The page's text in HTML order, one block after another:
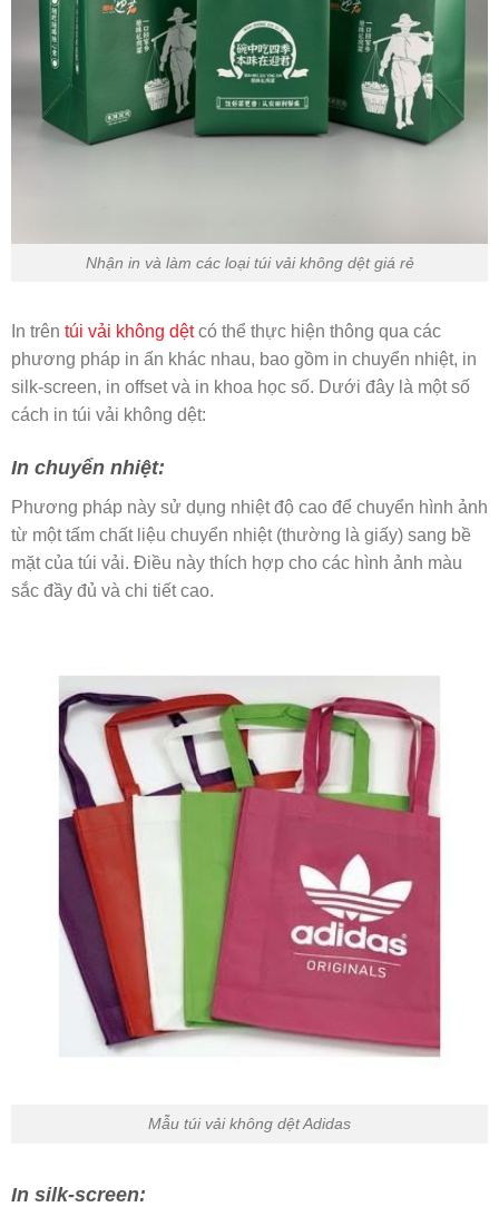
Nhận in và làm các loại túi vải không dệt giá rẻ
In trên túi vải không dệtcó thể thực hiện thông qua các
phương pháp in ấn khác nhau, bao gồm in chuyển nhiệt, in
silk-screen, in offset và in khoa học số. Dưới đây là một số
cách in túi vải không dệt:
In chuyển nhiệt:
Phương pháp này sử dụng nhiệt độ cao để chuyển hình ảnh
từ một tấm chất liệu chuyển nhiệt (thường là giấy) sang bề
mặt của túi vải. Điều này thích hợp cho các hình ảnh màu
sắc đầy đủ và chi tiết cao.
Mẫu túi vải không dệt Adidas
In silk-screen: